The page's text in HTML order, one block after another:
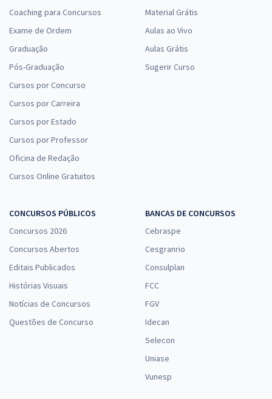
Coaching para Concursos
Exame de Ordem
Graduação
Pós-Graduação
Cursos por Concurso
Cursos por Carreira
Cursos por Estado
Cursos por Professor
Oficina de Redação
Cursos Online Gratuitos
Material Grátis
Aulas ao Vivo
Aulas Grátis
Sugerir Curso
CONCURSOS PÚBLICOS
Concursos 2026
Concursos Abertos
Editais Publicados
Histórias Visuais
Notícias de Concursos
Questões de Concurso
BANCAS DE CONCURSOS
Cebraspe
Cesgranrio
Consulplan
FCC
FGV
Idecan
Selecon
Uniase
Vunesp